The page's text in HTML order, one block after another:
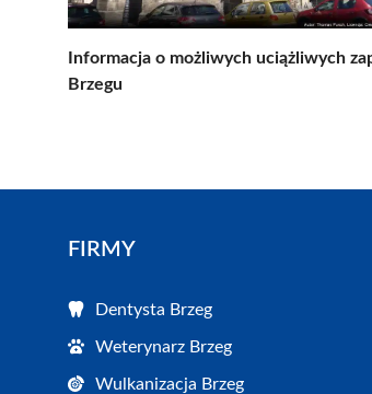
Informacja o możliwych uciążliwych
Brzegu
FIRMY
Dentysta Brzeg
Weterynarz Brzeg
Wulkanizacja Brzeg